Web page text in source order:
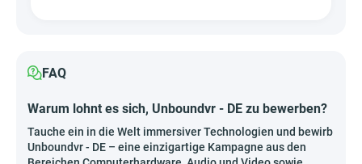
FAQ
Warum lohnt es sich, Unboundvr - DE zu bewerben?
Tauche ein in die Welt immersiver Technologien und bewirb
Unboundvr - DE – eine einzigartige Kampagne aus den